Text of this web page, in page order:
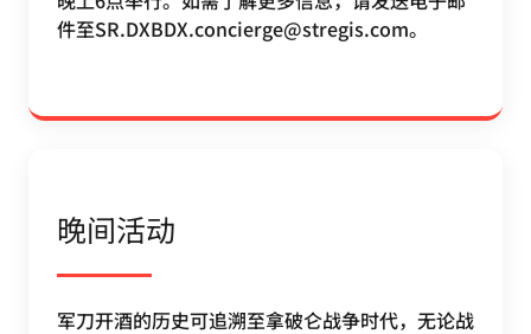
件至SR.DXBDX.concierge@stregis.com。
晚间活动
军刀开酒的历史可追溯至拿破仑战争时代，无论战